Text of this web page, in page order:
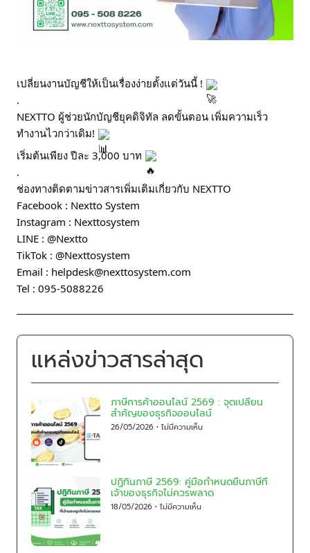
เปลี่ยนงานบัญชีให้เป็นเรื่องง่ายตั้งแต่วันนี้ !
.
NEXTTO ผู้ช่วยนักบัญชียุคดิจิทัล ลดขั้นตอน เพิ่มความเร็ว
ทำงานไวกว่าเดิม!
เริ่มต้นเพียง ปีละ 3,000 บาท
.
ช่องทางติดตามข่าวสารเพิ่มเติมเกี่ยวกับ NEXTTO
Facebook : Nextto System
Instagram : Nexttosystem
LINE : @Nextto
TikTok : @Nexttosystem
Email : helpdesk@nexttosystem.com
Tel : 095-5088226
แหล่งข่าวสารล่าสุด
ภาษีการค้าออนไลน์ 2569 : จุดเปลี่ยน
สำคัญของธุรกิจออนไลน์
26/05/2026 ไม่มีความเห็น
ปฏิทินภาษี 2569: คู่มือกำหนดยื่นภาษีที่
เจ้าของธุรกิจไม่ควรพลาด
18/05/2026 ไม่มีความเห็น